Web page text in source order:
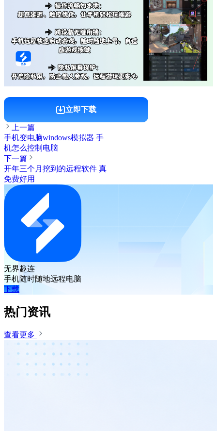
立即下载
上一篇
手机变电脑windows模拟器 手
机怎么控制电脑
下一篇
开年三个月挖到的远程软件 真
免费好用
无界趣连
手机随时随地远程电脑
下载
热门资讯
查看更多